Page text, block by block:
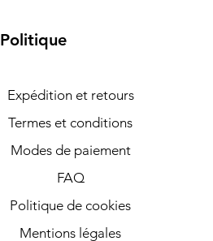
Politique
Expédition et retours
Termes et conditions
Modes de paiement
FAQ
Politique de cookies
Mentions légales